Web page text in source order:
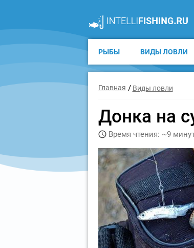
РЫБЫ ВИДЫ ЛОВЛИ
Главная Виды ловли
Донка на
Время чтения: ~9